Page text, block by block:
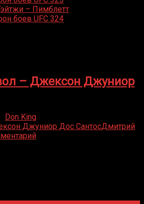
– Пимблетт
боев UFC 324
– Джексон Джуниор
Don King
Джуниор Дос СантосДмитрий